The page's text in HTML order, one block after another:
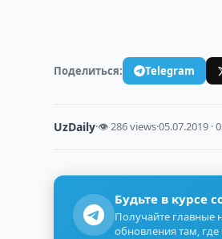
Поделиться: Telegram
UzDaily·👁 286 views·05.07.2019 ·
Будьте в курсе
Получайте главные
обновления там,